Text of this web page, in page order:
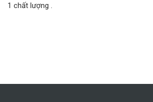
1 chất lượng .